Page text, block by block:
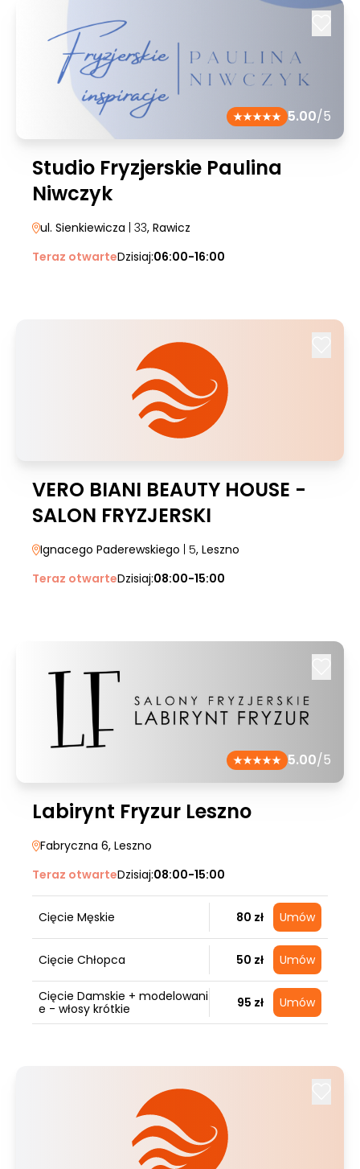
5.00/5
Studio Fryzjerskie Paulina
Niwczyk
ul. Sienkiewicza | 33, Rawicz
Teraz otwarteDzisiaj:06:00-16:00
VERO BIANI BEAUTY HOUSE -
SALON FRYZJERSKI
Ignacego Paderewskiego | 5, Leszno
Teraz otwarteDzisiaj:08:00-15:00
5.00/5
Labirynt Fryzur Leszno
Fabryczna 6, Leszno
Teraz otwarteDzisiaj:08:00-15:00
Cięcie Męskie 80 zł Umów
Cięcie Chłopca 50 zł Umów
Cięcie Damskie + modelowani
e - włosy krótkie
95 zł Umów